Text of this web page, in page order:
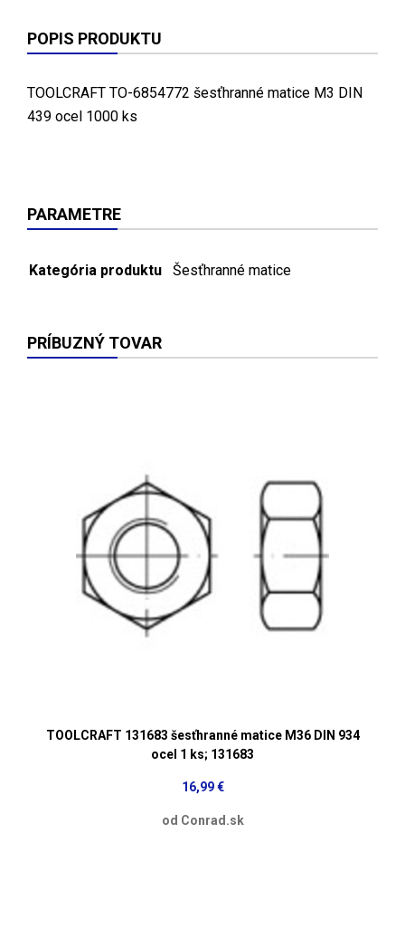
POPIS PRODUKTU
TOOLCRAFT TO-6854772 šesťhranné matice M3 DIN
439 ocel 1000 ks
PARAMETRE
Kategória produktu Šesťhranné matice
PRÍBUZNÝ TOVAR
TOOLCRAFT 131683 šesťhranné matice M36 DIN 934
ocel 1 ks; 131683
16,99 €
od Conrad.sk